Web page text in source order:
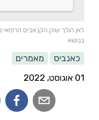
לאן הולך שוק הקנאביס
בנושא
כאנביס
מאמרים
01 אוגוסט, 2022